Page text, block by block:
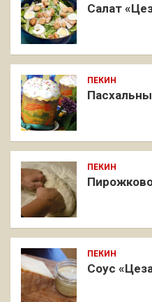
Салат
ПЕКИН
ПЕКИН
ПЕКИН
Соус